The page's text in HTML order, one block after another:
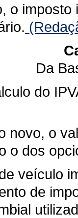
o
Da
do
novo, o
o dos
veículo
de